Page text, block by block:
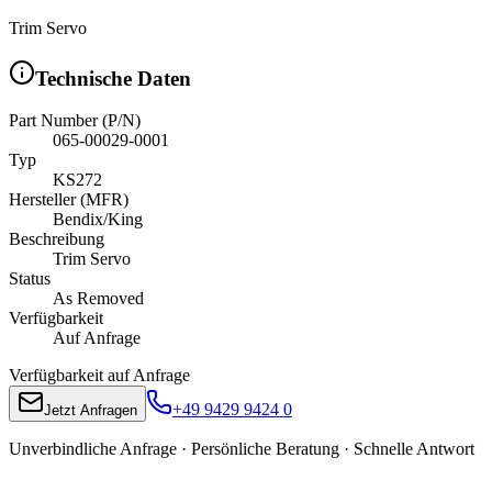
Trim Servo
Technische Daten
Part Number (P/N)
065-00029-0001
Typ
KS272
Hersteller (MFR)
Bendix/King
Beschreibung
Trim Servo
Status
As Removed
Verfügbarkeit
Auf Anfrage
Verfügbarkeit auf Anfrage
Jetzt Anfragen +49 9429 9424 0
Unverbindliche Anfrage · Persönliche Beratung · Schnelle Antwort